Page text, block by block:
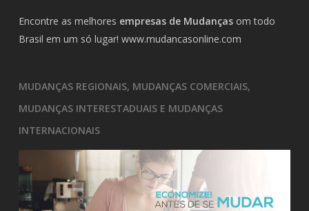
Encontre as melhores empresas de Mudançasom todo
Brasil em um só lugar! www.mudancasonline.com
MUDANÇAS REGIONAIS, MUDANÇAS COMERCIAIS,
MUDANÇAS INTERESTADUAIS E MUDANÇAS
INTERNACIONAIS